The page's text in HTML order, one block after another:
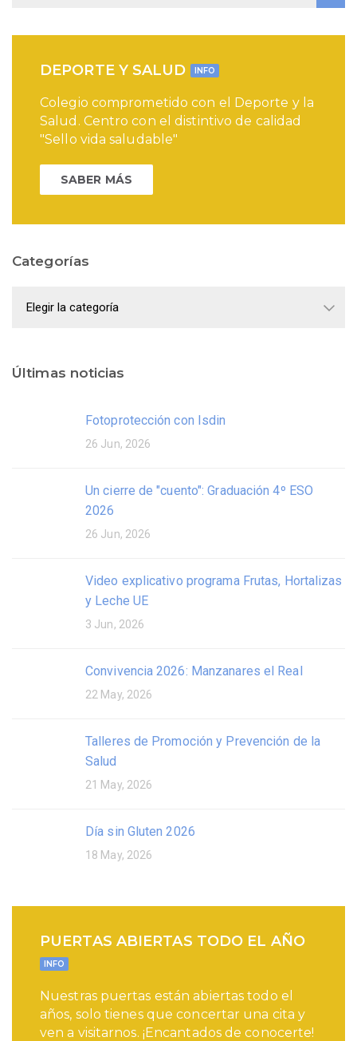
DEPORTE Y SALUD INFO
Colegio comprometido con el Deporte y la
Salud. Centro con el distintivo de calidad
"Sello vida saludable"
SABER MÁS
Categorías
Últimas noticias
Fotoprotección con Isdin
26 Jun, 2026
Un cierre de "cuento": Graduación 4º ESO
2026
26 Jun, 2026
Video explicativo programa Frutas, Hortalizas
y Leche UE
3 Jun, 2026
Convivencia 2026: Manzanares el Real
22 May, 2026
Talleres de Promoción y Prevención de la
Salud
21 May, 2026
Día sin Gluten 2026
18 May, 2026
PUERTAS ABIERTAS TODO EL AÑO
INFO
Nuestras puertas están abiertas todo el
años, solo tienes que concertar una cita y
ven a visitarnos. ¡Encantados de conocerte!